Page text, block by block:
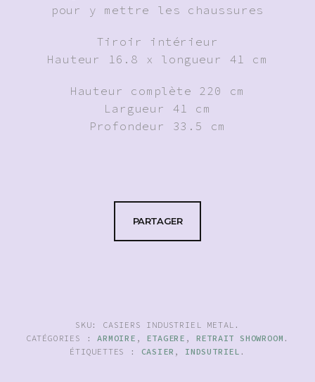
pour y mettre les chaussures
Tiroir intérieur
Hauteur 16.8 x longueur 41 cm
Hauteur complète 220 cm
Largueur 41 cm
Profondeur 33.5 cm
PARTAGER
SKU: CASIERS INDUSTRIEL METAL .
CATÉGORIES :ARMOIRE , ETAGERE , RETRAIT SHOWROOM .
ÉTIQUETTES : CASIER , INDSUTRIEL .